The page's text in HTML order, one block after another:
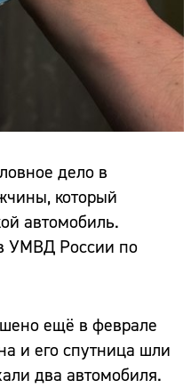
дело в
который
автомобиль.
УМВД России по
ещё в феврале
и его спутница шли
два автомобиля.